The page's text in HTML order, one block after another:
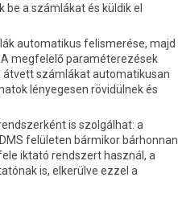
be a számlákat és küldik el
automatikus felismerése, majd
megfelelő paraméterezések
átvett számlákat automatikusan
lényegesen rövidülnek és
is szolgálhat: a
felületen bármikor bárhonnan
iktató rendszert használ, a
is, elkerülve ezzel a